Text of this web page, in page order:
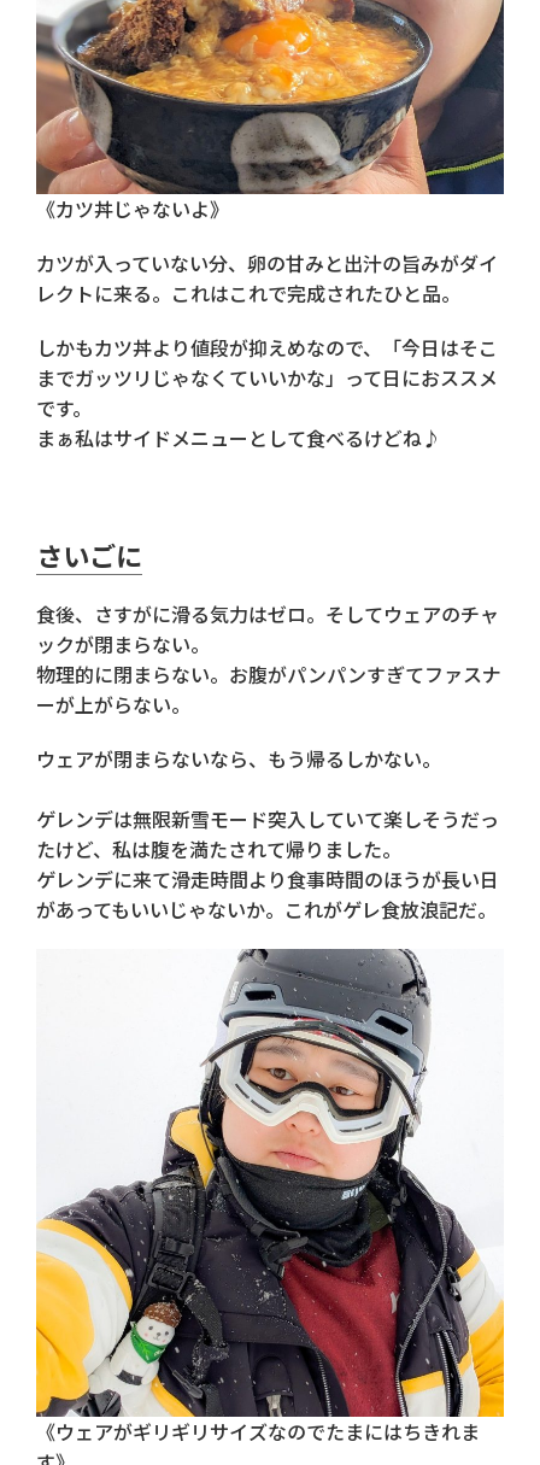
《カツ丼じゃないよ》
カツが入っていない分、卵の甘みと出汁の旨みがダイ
レクトに来る。これはこれで完成されたひと品。
しかもカツ丼より値段が抑えめなので、「今日はそこ
までガッツリじゃなくていいかな」って日におススメ
です。
まぁ私はサイドメニューとして食べるけどね♪
さいごに
食後、さすがに滑る気力はゼロ。そしてウェアのチャ
ックが閉まらない。
物理的に閉まらない。お腹がパンパンすぎてファスナ
ーが上がらない。
ウェアが閉まらないなら、もう帰るしかない。
ゲレンデは無限新雪モード突入していて楽しそうだっ
たけど、私は腹を満たされて帰りました。
ゲレンデに来て滑走時間より食事時間のほうが長い日
があってもいいじゃないか。これがゲレ食放浪記だ。
《ウェアがギリギリサイズなのでたまにはちきれま